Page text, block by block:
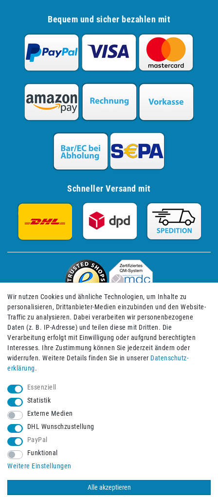
Bequem und sicher bezahlen mit
Schneller Versand mit
Impressum Daten­schutz­erklärung AGB
© 2026 Burbach+Goetz Deutsche Sanitätshaus GmbH
Wir nutzen Cookies und ähnliche Technologien, um Inhalte zu
personalisieren, Drittanbieter-Medien einzubinden und den Website-
Traffic zu analysieren. Dabei verarbeiten wir personenbezogene
Daten (z. B. IP-Adresse) und teilen diese mit Dritten. Die
Verarbeitung erfolgt mit Einwilligung oder aufgrund berechtigten
Interesses. Ihre Zustimmung können Sie jederzeit ändern oder
widerrufen. Weitere Details finden Sie in unserer Daten­schutz­
erklärung.
Essenziell
Statistik
Externe Medien
DHL Wunschzustellung
PayPal
Funktional
Weitere Einstellungen
Alle akzeptieren